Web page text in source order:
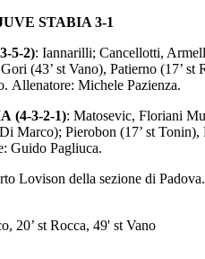
STABIA 3-1
5-2): Iannarilli; Cancellotti,
(43’ st Vano), Patierno (17’
Allenatore: Michele Pazienza.
(4-3-2-1): Matosevic, Floriani
Marco); Pierobon (17’ st
Guido Pagliuca.
Lovison della sezione di
20’ st Rocca, 49' st Vano